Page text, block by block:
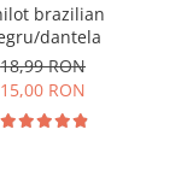
brazilian
dantela
18,99 RON
15,00 RON